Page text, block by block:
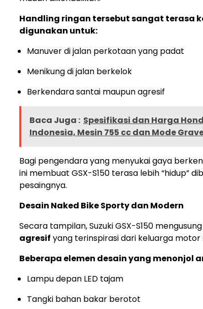
Handling ringan tersebut sangat terasa
digunakan untuk:
Manuver di jalan perkotaan yang padat
Menikung di jalan berkelok
Berkendara santai maupun agresif
Baca Juga : Spesifikasi dan Harga
Indonesia, Mesin 755 cc dan Mode
Bagi pengendara yang menyukai gaya
ini membuat GSX-S150 terasa lebih “hidup”
pesaingnya.
Desain Naked Bike Sporty dan Modern
Secara tampilan, Suzuki GSX-S150
agresif yang terinspirasi dari keluarga motor
Beberapa elemen desain yang menonjol
Lampu depan LED tajam
Tangki bahan bakar berotot